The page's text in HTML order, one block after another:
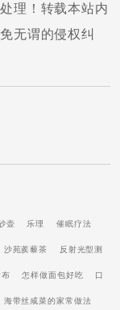
理！转载本站内
无谓的侵权纠
壶 乐理 催眠疗法
沙苑蒺藜茶 反射光型测
怎样做面包好吃 口
海带丝咸菜的家常做法